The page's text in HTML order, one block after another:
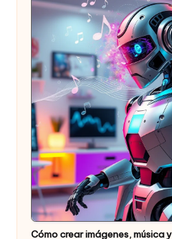
Cómo crear imágenes, música